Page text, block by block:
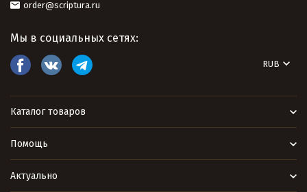
order@scriptura.ru
Мы в социальных сетях:
RUB
Каталог товаров
Помощь
Актуально